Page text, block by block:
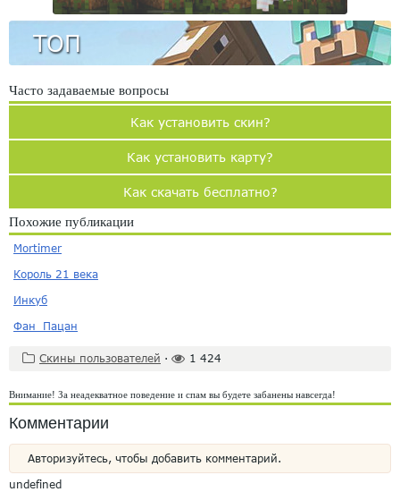
ТОП
Часто задаваемые вопросы
Как установить скин?
Как установить карту?
Как скачать бесплатно?
Похожие публикации
Mortimer
Король 21 века
Инкуб
Фан_Пацан
Скины пользователей · 1 424
Внимание! За неадекватное поведение и спам вы будете забанены навсегда!
Комментарии
Авторизуйтесь, чтобы добавить комментарий.
undefined